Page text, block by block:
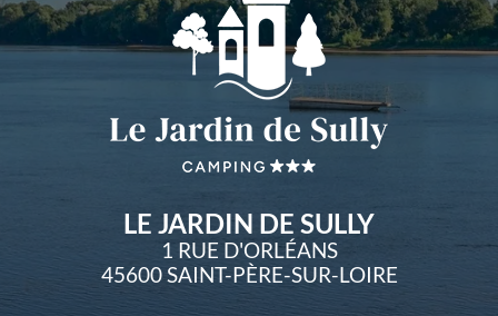
LE JARDIN DE SULLY
1 RUE D'ORLÉANS
45600 SAINT-PÈRE-SUR-LOIRE